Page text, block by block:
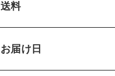
送料
お届け日